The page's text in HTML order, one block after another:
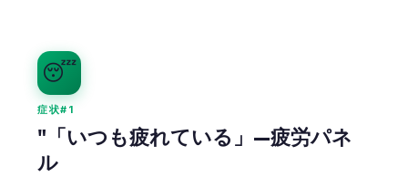
😴
症状#1
"「いつも疲れている」—疲労パネ
ル